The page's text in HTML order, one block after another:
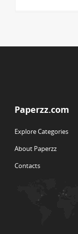
Paperzz.com
Explore Categories
About Paperzz
Contacts